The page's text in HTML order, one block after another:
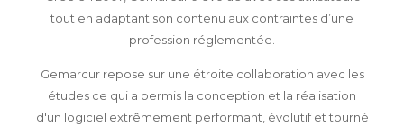
tout en adaptant son contenu aux contraintes d’une
profession réglementée.
Gemarcur repose sur une étroite collaboration avec les
études ce qui a permis la conception et la réalisation
d'un logiciel extrêmement performant, évolutif et tourné